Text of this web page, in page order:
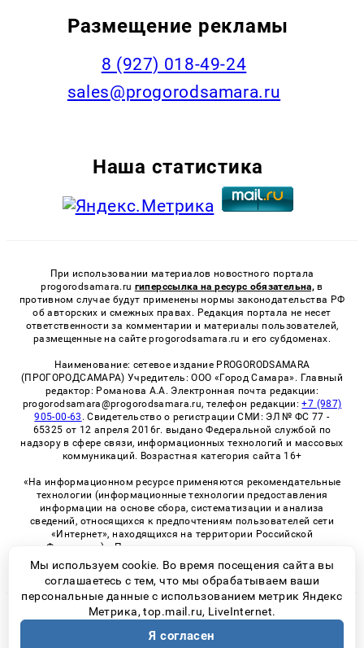
Размещение рекламы
8 (927) 018-49-24
sales@progorodsamara.ru
Наша статистика
При использовании материалов новостного портала
progorodsamara.ru гиперссылка на ресурс обязательна, в
противном случае будут применены нормы законодательства РФ
об авторских и смежных правах. Редакция портала не несет
ответственности за комментарии и материалы пользователей,
размещенные на сайте progorodsamara.ru и его субдоменах.
Наименование: сетевое издание PROGORODSAMARA
(ПРОГОРОДСАМАРА) Учредитель: ООО «Город Самара». Главный
редактор: Романова А.А. Электронная почта редакции:
progorodsamara@progorodsamara.ru, телефон редакции:+7 (987)
905-00-63 . Свидетельство о регистрации СМИ: ЭЛ № ФС 77 -
65325 от 12 апреля 2016г. выдано Федеральной службой по
надзору в сфере связи, информационных технологий и массовых
коммуникаций. Возрастная категория сайта 16+
«На информационном ресурсе применяются рекомендательные
технологии (информационные технологии предоставления
информации на основе сбора, систематизации и анализа
сведений, относящихся к предпочтениям пользователей сети
«Интернет», находящихся на территории Российской
Федерации)». Правила применения рекомендательных
технологий в виджетах рекламно-обменной сети
«СМИ2» (PDF)
© 2026 «ProGorodSamara» | Все права защищены
Возрастная категория сайта 16+
Мы используем cookie. Во время посещения сайта вы
соглашаетесь с тем, что мы обрабатываем ваши
персональные данные с использованием метрик Яндекс
Метрика, top.mail.ru, LiveInternet.
Я согласен